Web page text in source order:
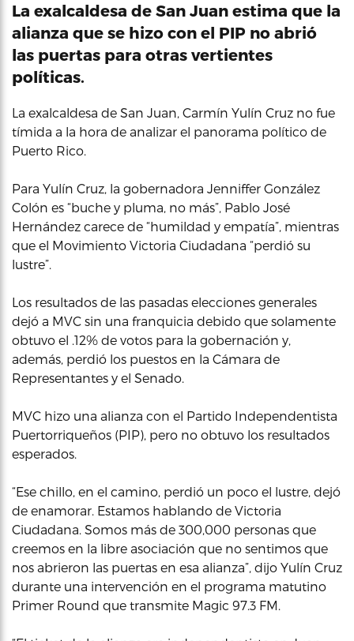
La exalcaldesa de San Juan estima que la
alianza que se hizo con el PIP no abrió
las puertas para otras vertientes
políticas.
La exalcaldesa de San Juan, Carmín Yulín Cruz no fue
tímida a la hora de analizar el panorama político de
Puerto Rico.
Para Yulín Cruz, la gobernadora Jenniffer González
Colón es “buche y pluma, no más”, Pablo José
Hernández carece de “humildad y empatía”, mientras
que el Movimiento Victoria Ciudadana “perdió su
lustre”.
Los resultados de las pasadas elecciones generales
dejó a MVC sin una franquicia debido que solamente
obtuvo el .12% de votos para la gobernación y,
además, perdió los puestos en la Cámara de
Representantes y el Senado.
MVC hizo una alianza con el Partido Independentista
Puertorriqueños (PIP), pero no obtuvo los resultados
esperados.
“Ese chillo, en el camino, perdió un poco el lustre, dejó
de enamorar. Estamos hablando de Victoria
Ciudadana. Somos más de 300,000 personas que
creemos en la libre asociación que no sentimos que
nos abrieron las puertas en esa alianza”, dijo Yulín Cruz
durante una intervención en el programa matutino
Primer Round que transmite Magic 97.3 FM.